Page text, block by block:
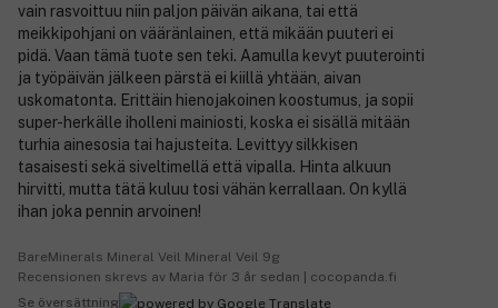
vain rasvoittuu niin paljon päivän aikana, tai että
meikkipohjani on vääränlainen, että mikään puuteri ei
pidä. Vaan tämä tuote sen teki. Aamulla kevyt puuterointi
ja työpäivän jälkeen pärstä ei kiillä yhtään, aivan
uskomatonta. Erittäin hienojakoinen koostumus, ja sopii
super-herkälle iholleni mainiosti, koska ei sisällä mitään
turhia ainesosia tai hajusteita. Levittyy silkkisen
tasaisesti sekä siveltimellä että vipalla. Hinta alkuun
hirvitti, mutta tätä kuluu tosi vähän kerrallaan. On kyllä
ihan joka pennin arvoinen!
BareMinerals Mineral Veil Mineral Veil 9g
Recensionen skrevs av Maria för 3 år sedan | cocopanda.fi
Se översättning